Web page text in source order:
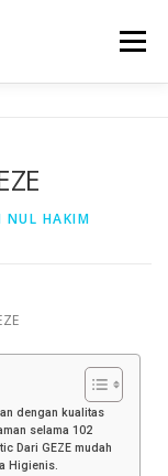
Menu
NUL HAKIM
dengan kualitas
selama 102
Dari GEZE mudah
Higienis.